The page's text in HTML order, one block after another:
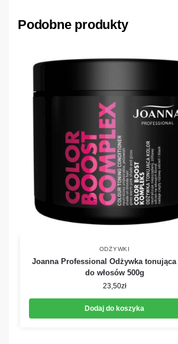
Podobne produkty
ODŻYWKI
Joanna Professional Odżywka
do włosów 500g
23,50zł
Dodaj do koszyka